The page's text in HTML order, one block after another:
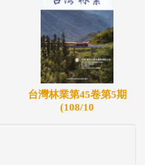
台灣林業第45卷第5期
(108/10